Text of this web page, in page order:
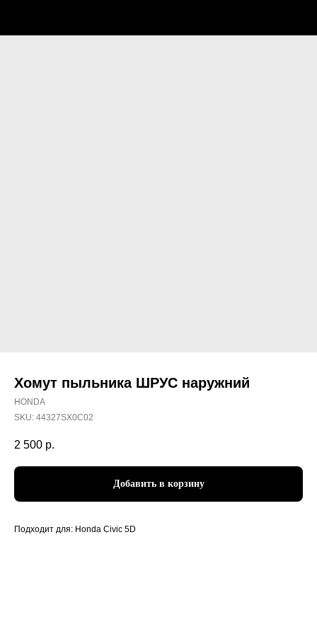
Хомут пыльника ШРУС наружний
HONDA
SKU: 44327SX0C02
2 500 р.
Добавить в корзину
Подходит для: Honda Civic 5D